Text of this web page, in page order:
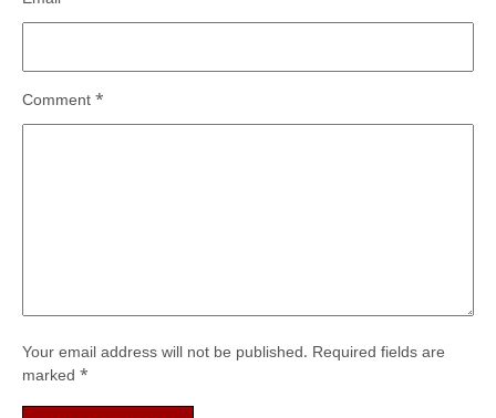
Your email address will not be published. Required fields are
marked *
Comment *